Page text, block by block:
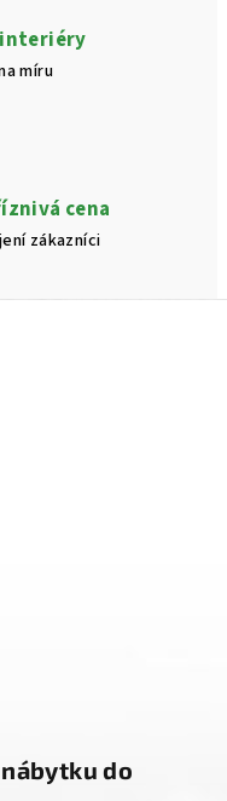
míru
cena
zákazníci
do